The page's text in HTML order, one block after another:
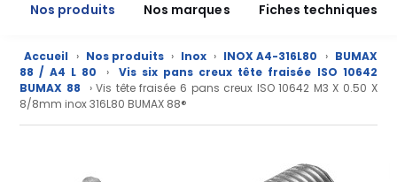
Nos produits
Nos marques Fiches techniques
Accueil › Nos produits › Inox › INOX A4-316L80 › BUMAX
88 / A4 L 80
›
Vis six pans creux tête fraisée ISO 10642
BUMAX 88
› Vis tête fraisée 6 pans creux ISO 10642 M3 X 0.50 X
8/8mm inox 316L80 BUMAX 88®